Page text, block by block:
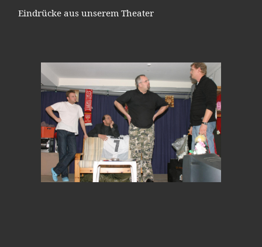
Eindrücke aus unserem Theater